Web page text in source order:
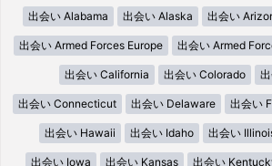
出会い Alabama 出会い Alaska 出会い
出会い Armed Forces Europe 出会い Armed
出会い California 出会い Colorado
出会い Connecticut 出会い Delaware 出会い
出会い Hawaii 出会い Idaho 出会い
出会い Iowa 出会い Kansas 出会い